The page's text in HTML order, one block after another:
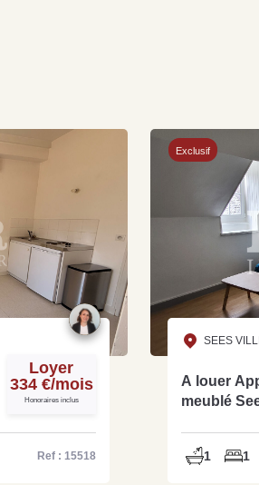
Loyer
334 €/mois
Honoraires inclus
Ref : 15518
Exclusif
SEES
A louer
meublé
1 1